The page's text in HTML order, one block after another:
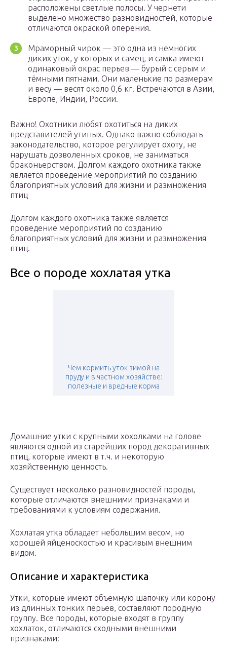
расположены светлые полосы. У чернети
выделено множество разновидностей, которые
отличаются окраской оперения.
Мраморный чирок — это одна из немногих
диких уток, у которых и самец, и самка имеют
одинаковый окрас перьев — бурый с серым и
тёмными пятнами. Они маленькие по размерам
и весу — весят около 0,6 кг. Встречаются в Азии,
Европе, Индии, России.
Важно! Охотники любят охотиться на диких
представителей утиных. Однако важно соблюдать
законодательство, которое регулирует охоту, не
нарушать дозволенных сроков, не заниматься
браконьерством. Долгом каждого охотника также
является проведение мероприятий по созданию
благоприятных условий для жизни и размножения
птиц
Долгом каждого охотника также является
проведение мероприятий по созданию
благоприятных условий для жизни и размножения
птиц.
Все о породе хохлатая утка
Чем кормить уток зимой на
пруду и в частном хозяйстве:
полезные и вредные корма
Домашние утки с крупными хохолками на голове
являются одной из старейших пород декоративных
птиц, которые имеют в т.ч. и некоторую
хозяйственную ценность.
Существует несколько разновидностей породы,
которые отличаются внешними признаками и
требованиями к условиям содержания.
Хохлатая утка обладает небольшим весом, но
хорошей яйценоскостью и красивым внешним
видом.
Описание и характеристика
Утки, которые имеют объемную шапочку или корону
из длинных тонких перьев, составляют породную
группу. Все породы, которые входят в группу
хохлаток, отличаются сходными внешними
признаками: